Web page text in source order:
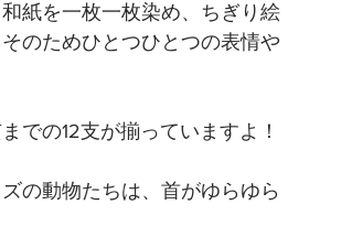
紙を一枚一枚染め、ちぎり絵
のためひとつひとつの表情や
での12支が揃っていますよ！
の動物たちは、首がゆらゆら